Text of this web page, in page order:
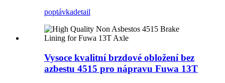
poptávkadetail
Vysoce kvalitní brzdové obložení bez
azbestu 4515 pro nápravu Fuwa 13T